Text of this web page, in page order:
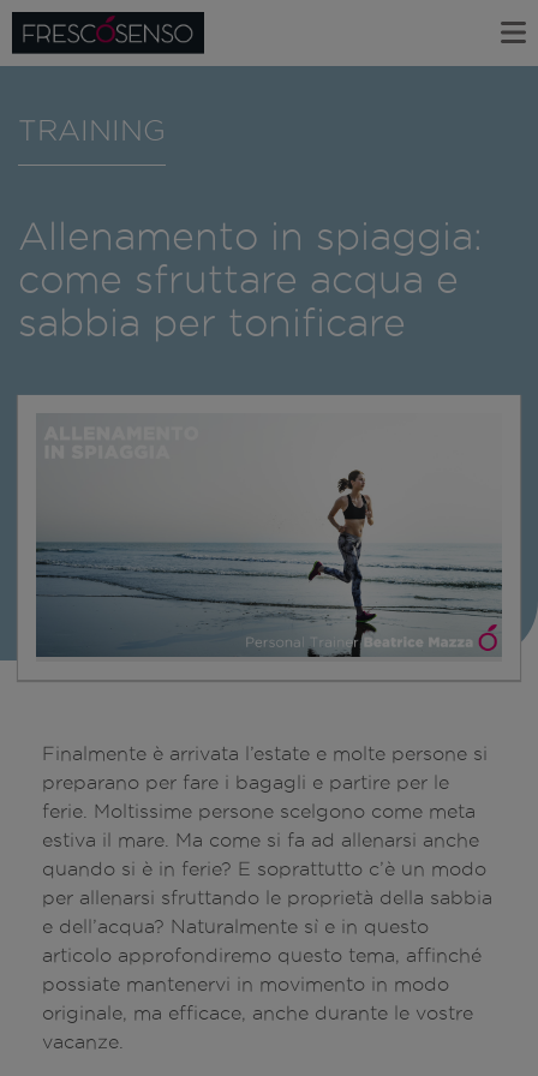
TRAINING
Allenamento in spiaggia:
come sfruttare acqua e
sabbia per tonificare
Finalmente è arrivata l’estate e molte persone si
preparano per fare i bagagli e partire per le
ferie. Moltissime persone scelgono come meta
estiva il mare. Ma come si fa ad allenarsi anche
quando si è in ferie? E soprattutto c’è un modo
per allenarsi sfruttando le proprietà della sabbia
e dell’acqua? Naturalmente sì e in questo
articolo approfondiremo questo tema, affinché
possiate mantenervi in movimento in modo
originale, ma efficace, anche durante le vostre
vacanze.